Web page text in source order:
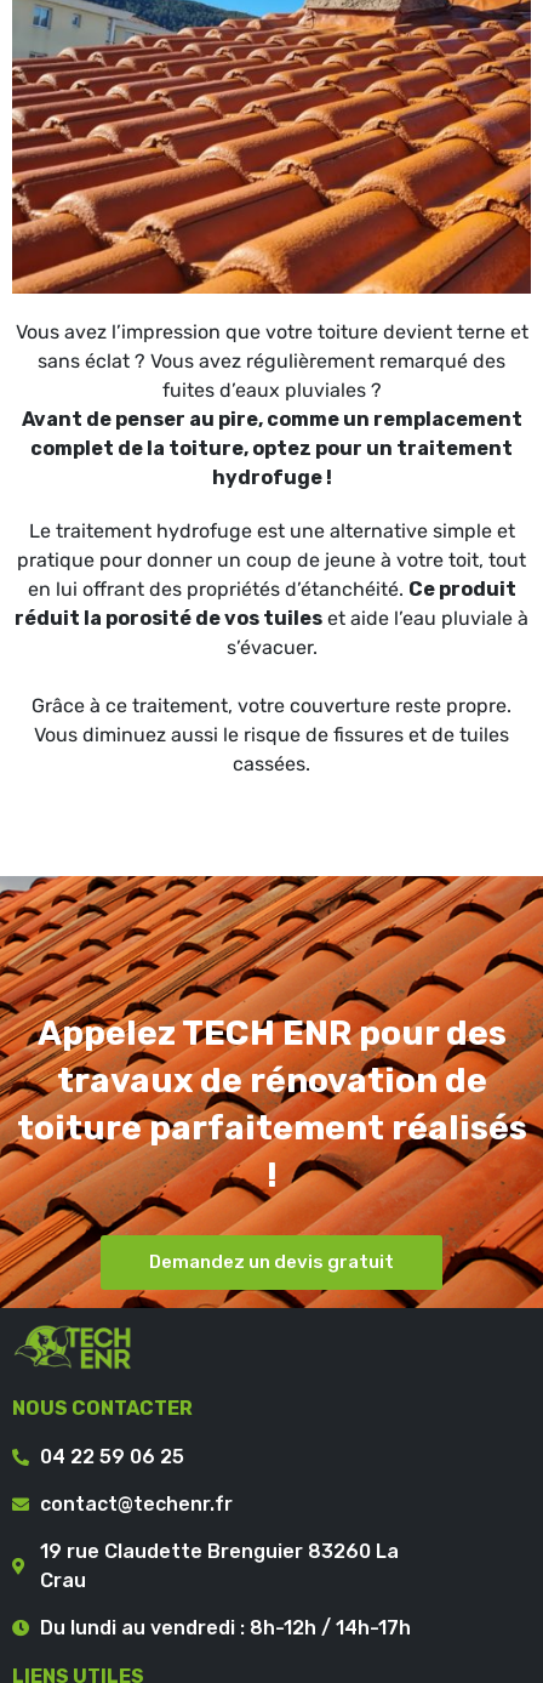
Vous avez l’impression que votre toiture devient terne et
sans éclat ? Vous avez régulièrement remarqué des
fuites d’eaux pluviales ?
Avant de penser au pire, comme un remplacement
complet de la toiture, optez pour un traitement
hydrofuge !
Le traitement hydrofuge est une alternative simple et
pratique pour donner un coup de jeune à votre toit, tout
en lui offrant des propriétés d’étanchéité. Ce produit
réduit la porosité de vos tuiles et aide l’eau pluviale à
s’évacuer.
Grâce à ce traitement, votre couverture reste propre.
Vous diminuez aussi le risque de fissures et de tuiles
cassées.
Appelez TECH ENR pour des
travaux de rénovation de
toiture parfaitement réalisés
!
Demandez un devis gratuit
NOUS CONTACTER
04 22 59 06 25
contact@techenr.fr
19 rue Claudette Brenguier 83260 La
Crau
Du lundi au vendredi : 8h-12h / 14h-17h
LIENS UTILES